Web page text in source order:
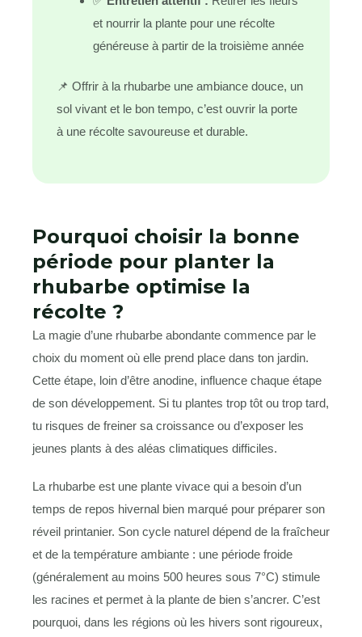
et nourrir la plante pour une récolte
généreuse à partir de la troisième année
📌 Offrir à la rhubarbe une ambiance douce, un
sol vivant et le bon tempo, c’est ouvrir la porte
à une récolte savoureuse et durable.
Pourquoi choisir la bonne
période pour planter la
rhubarbe optimise la
récolte ?
La magie d’une rhubarbe abondante commence par le
choix du moment où elle prend place dans ton jardin.
Cette étape, loin d’être anodine, influence chaque étape
de son développement. Si tu plantes trop tôt ou trop tard,
tu risques de freiner sa croissance ou d’exposer les
jeunes plants à des aléas climatiques difficiles.
La rhubarbe est une plante vivace qui a besoin d’un
temps de repos hivernal bien marqué pour préparer son
réveil printanier. Son cycle naturel dépend de la fraîcheur
et de la température ambiante : une période froide
(généralement au moins 500 heures sous 7°C) stimule
les racines et permet à la plante de bien s’ancrer. C’est
pourquoi, dans les régions où les hivers sont rigoureux,